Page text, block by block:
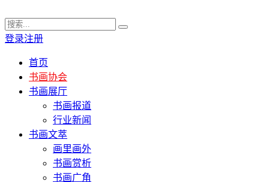
登录注册
首页
书画协会
书画展厅
书画报道
行业新闻
书画文萃
画里画外
书画赏析
书画广角